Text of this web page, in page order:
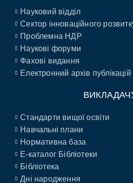
Науковий відділ
Сектор інноваційного
Проблемна НДР
Наукові форуми
Фахові видання
Електронний архів публікацій
Стандарти вищої освіти
Навчальні плани
Нормативна база
E-каталог Бібліотеки
Бібліотека
Дні народження